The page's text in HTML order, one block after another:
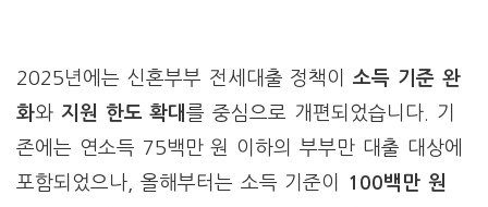
2025년에는 신혼부부 전세대출 정책이소득 기준 완
화와 지원 한도 확대를 중심으로 개편되었습니다. 기
존에는 연소득 75백만 원 이하의 부부만 대출 대상에
포함되었으나, 올해부터는 소득 기준이 100백만 원